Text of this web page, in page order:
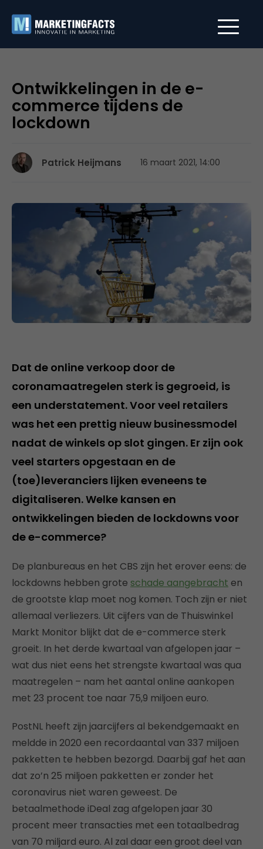
Ontwikkelingen in de e-
commerce tijdens de
lockdown
Patrick Heijmans 16 maart 2021, 14:00
Dat de online verkoop door de
coronamaatregelen sterk is gegroeid, is
een understatement. Voor veel retailers
was het een prettig nieuw businessmodel
nadat de winkels op slot gingen. Er zijn ook
veel starters opgestaan en de
(toe)leveranciers lijken eveneens te
digitaliseren. Welke kansen en
ontwikkelingen bieden de lockdowns voor
de e-commerce?
De planbureaus en het CBS zijn het erover eens: de
lockdowns hebben grote schade aangebracht en
de grootste klap moet nog komen. Toch zijn er niet
allemaal verliezers. Uit cijfers van de Thuiswinkel
Markt Monitor blijkt dat de e-commerce sterk
groeit. In het derde kwartaal van afgelopen jaar –
wat dus niet eens het strengste kwartaal was qua
maatregelen – nam het aantal online aankopen
met 23 procent toe naar 75,9 miljoen euro.
PostNL heeft zijn jaarcijfers al bekendgemaakt en
meldde in 2020 een recordaantal van 337 miljoen
pakketten te hebben bezorgd. Daarbij gaf het aan
dat zo’n 25 miljoen pakketten er zonder het
coronavirus niet waren geweest. De
betaalmethode iDeal zag afgelopen jaar 30
procent meer transacties met een totaalbedrag
van 70 miljard euro. Al zal daar een groot deel van